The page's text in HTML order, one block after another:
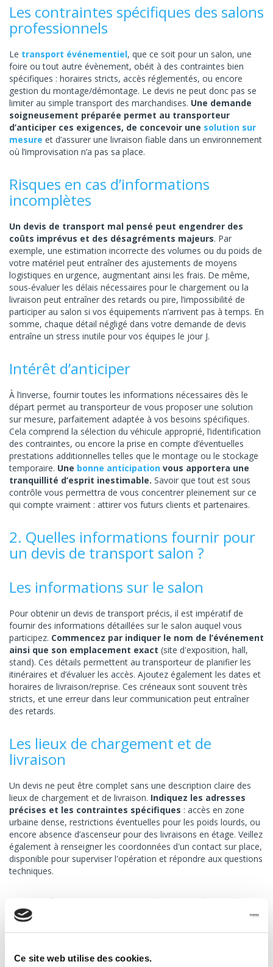
Ce site web utilise des cookies.
Les contraintes spécifiques des salons
professionnels
Le transport événementiel, que ce soit pour un salon, une
foire ou tout autre évènement, obéit à des contraintes bien
spécifiques : horaires stricts, accès réglementés, ou encore
gestion du montage/démontage. Le devis ne peut donc pas se
limiter au simple transport des marchandises. Une demande
soigneusement préparée permet au transporteur
d’anticiper ces exigences, de concevoir une solution sur
mesure et d’assurer une livraison fiable dans un environnement
où l’improvisation n’a pas sa place.
Risques en cas d’informations
incomplètes
Un devis de transport mal pensé peut engendrer des
coûts imprévus et des désagréments majeurs. Par
exemple, une estimation incorrecte des volumes ou du poids de
votre matériel peut entraîner des ajustements de moyens
logistiques en urgence, augmentant ainsi les frais. De même,
sous-évaluer les délais nécessaires pour le chargement ou la
livraison peut entraîner des retards ou pire, l’impossibilité de
participer au salon si vos équipements n’arrivent pas à temps. En
somme, chaque détail négligé dans votre demande de devis
entraîne un stress inutile pour vos équipes le jour J.
Intérêt d’anticiper
À l’inverse, fournir toutes les informations nécessaires dès le
départ permet au transporteur de vous proposer une solution
sur mesure, parfaitement adaptée à vos besoins spécifiques.
Cela comprend la sélection du véhicule approprié, l’identification
des contraintes, ou encore la prise en compte d’éventuelles
prestations additionnelles telles que le montage ou le stockage
temporaire. Une bonne anticipation vous apportera une
tranquillité d’esprit inestimable. Savoir que tout est sous
contrôle vous permettra de vous concentrer pleinement sur ce
qui compte vraiment : attirer vos futurs clients et partenaires.
2. Quelles informations fournir pour
un devis de transport salon ?
Les informations sur le salon
Pour obtenir un devis de transport précis, il est impératif de
fournir des informations détaillées sur le salon auquel vous
participez. Commencez par indiquer le nom de l’événement
ainsi que son emplacement exact (site d'exposition, hall,
stand). Ces détails permettent au transporteur de planifier les
itinéraires et d’évaluer les accès. Ajoutez également les dates et
horaires de livraison/reprise. Ces créneaux sont souvent très
stricts, et une erreur dans leur communication peut entraîner
des retards.
Les lieux de chargement et de
livraison
Un devis ne peut être complet sans une description claire des
lieux de chargement et de livraison. Indiquez les adresses
précises et les contraintes spécifiques : accès en zone
urbaine dense, restrictions éventuelles pour les poids lourds, ou
encore absence d’ascenseur pour des livraisons en étage. Veillez
également à renseigner les coordonnées d'un contact sur place,
disponible pour superviser l'opération et répondre aux questions
techniques.
Les informations sur la marchandise
La description détaillée de la charge à transporter est un
tous les éléments à expédier : type d’équipement (stand,